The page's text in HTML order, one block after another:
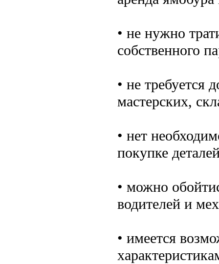
• не нужно
собственного
• не требуется
мастерских,
• нет
покупке
• можно
водителей и
• имеется